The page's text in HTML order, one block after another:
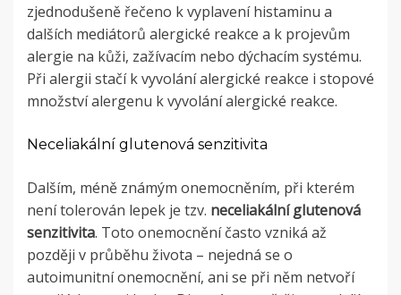
zjednodušeně řečeno k vyplavení histaminu a
dalších mediátorů alergické reakce a k projevům
alergie na kůži, zažívacím nebo dýchacím systému.
Při alergii stačí k vyvolání alergické reakce i stopové
množství alergenu k vyvolání alergické reakce.
Neceliakální glutenová senzitivita
Dalším, méně známým onemocněním, při kterém
není tolerován lepek je tzv. neceliakální glutenová
senzitivita. Toto onemocnění často vzniká až
později v průběhu života – nejedná se o
autoimunitní onemocnění, ani se při něm netvoří